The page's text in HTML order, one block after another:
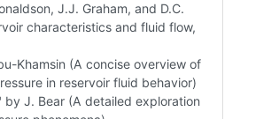
J.J. Graham, and D.C.
characteristics and fluid flow,
Khamsin (A concise overview of
in reservoir fluid behavior)
by J. Bear (A detailed exploration